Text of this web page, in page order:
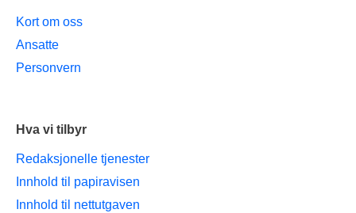
Kort om oss
Ansatte
Personvern
Hva vi tilbyr
Redaksjonelle tjenester
Innhold til papiravisen
Innhold til nettutgaven